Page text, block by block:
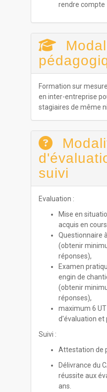
rendre compte
Formation sur
en inter-entreprise
stagiaires de même
suivi
Evaluation :
Mise en
acquis en
Questionnaire
(obtenir
réponses),
Examen
engin de
(obtenir
réponses),
maximum 6
d'évaluation et
Suivi :
Attestation de
Délivrance du
réussite aux
ans.